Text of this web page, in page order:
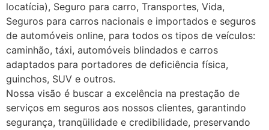
locatícia), Seguro para carro, Transportes, Vida,
Seguros para carros nacionais e importados e seguros
de automóveis online, para todos os tipos de veículos:
caminhão, táxi, automóveis blindados e carros
adaptados para portadores de deficiência física,
guinchos, SUV e outros.
Nossa visão é buscar a excelência na prestação de
serviços em seguros aos nossos clientes, garantindo
segurança, tranqüilidade e credibilidade, preservando